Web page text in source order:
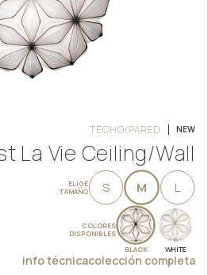
TECHO/PARED NEW
La Vie Ceiling/Wall
ELIGE
TAMAÑO
S M L
COLORES
DISPONIBLES
BLACK WHITE
info técnicacolección completa